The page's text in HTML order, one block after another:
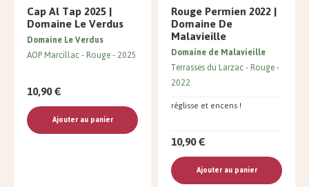
Cap Al Tap 2025 |
Domaine Le Verdus
Domaine Le Verdus
AOP Marcillac Rouge 2025
10,90 €
Ajouter au panier
Rouge Permien 2022 |
Domaine De
Malavieille
réglisse et encens !
Domaine de Malavieille
Terrasses du Larzac Rouge
2022
10,90 €
Ajouter au panier